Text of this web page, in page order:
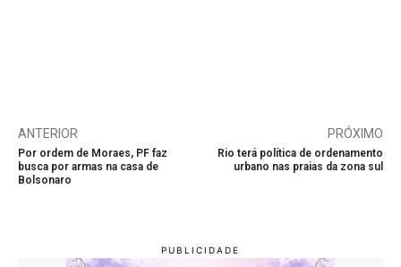
ANTERIOR
Por ordem de Moraes, PF faz
busca por armas na casa de
Bolsonaro
PRÓXIMO
Rio terá política de ordenamento
urbano nas praias da zona sul